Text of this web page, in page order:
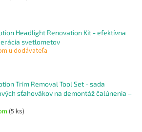
Headlight Renovation Kit - efektívna
svetlometov
u dodávateľa
Trim Removal Tool Set - sada
sťahovákov na demontáž čalúnenia –
(5 ks)